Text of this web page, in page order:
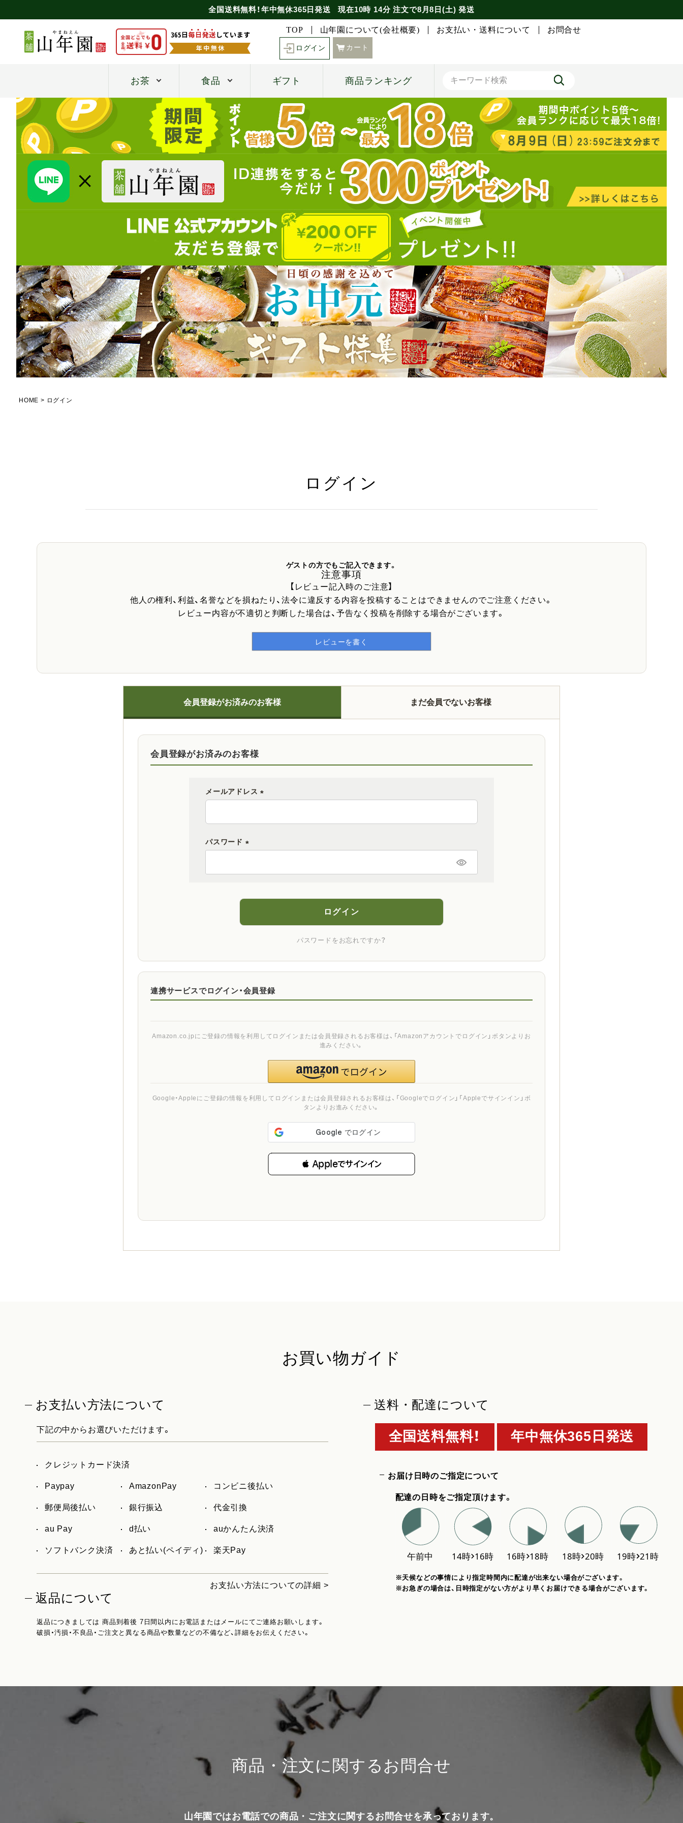
全国送料無料！年中無休365日発送 現在10時 14分注文で8月8日(土) 発送
TOP 山年園について(会社概要) お支払い・送料について お問合せ
ログイン カート
お茶 食品 ギフト 商品ランキング
HOME ログイン
ログイン
ゲストの方でもご記入できます。
注意事項
【レビュー記入時のご注意】
他人の権利、利益、名誉などを損ねたり、法令に違反する内容を投稿することはできませんのでご注意ください。
レビュー内容が不適切と判断した場合は、予告なく投稿を削除する場合がございます。
レビューを書く
会員登録がお済みのお客様 まだ会員でないお客様
会員登録がお済みのお客様
メールアドレス
パスワード
ログイン
パスワードをお忘れですか？
連携サービスでログイン・会員登録
 Appleでサインイン
Google・Appleにご登録の情報を利用してログインまたは会員登録されるお客様は、「Googleでログイン」「Appleでサインイン」ボ
タンよりお進みください。
Amazon.co.jpにご登録の情報を利用してログインまたは会員登録されるお客様は、「Amazonアカウントでログイン」ボタンよりお
進みください。
お買い物ガイド
お支払い方法について
下記の中からお選びいただけます。
クレジットカード決済
Paypay AmazonPay コンビニ後払い
郵便局後払い 銀行振込 代金引換
au Pay d払い auかんたん決済
ソフトバンク決済 あと払い(ペイディ) 楽天Pay
お支払い方法についての詳細 >
返品について
返品につきましては 商品到着後 7日間以内にお電話またはメールにてご連絡お願いします。
破損・汚損・不良品・ご注文と異なる商品や数量などの不備など、詳細をお伝えください。
送料・配達について
全国送料無料！ 年中無休365日発送
お届け日時のご指定について
配達の日時をご指定頂けます。
※天候などの事情により指定時間内に配達が出来ない場合がございます。
※お急ぎの場合は、日時指定がない方がより早くお届けできる場合がございます。
商品・注文に関するお問合せ
山年園ではお電話での商品・ご注文に関するお問合せを承っております。